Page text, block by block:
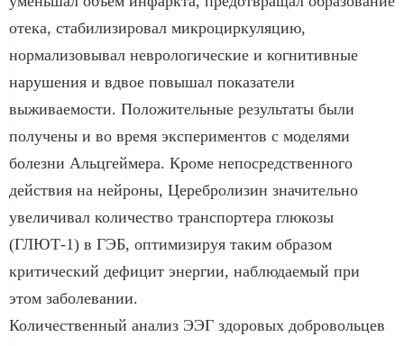
отека, стабилизировал микроциркуляцию,
нормализовывал неврологические и когнитивные
нарушения и вдвое повышал показатели
выживаемости. Положительные результаты были
получены и во время экспериментов с моделями
болезни Альцгеймера. Кроме непосредственного
действия на нейроны, Церебролизин значительно
увеличивал количество транспортера глюкозы
(ГЛЮТ-1) в ГЭБ, оптимизируя таким образом
критический дефицит энергии, наблюдаемый при
этом заболевании.
Количественный анализ ЭЭГ здоровых добровольцев